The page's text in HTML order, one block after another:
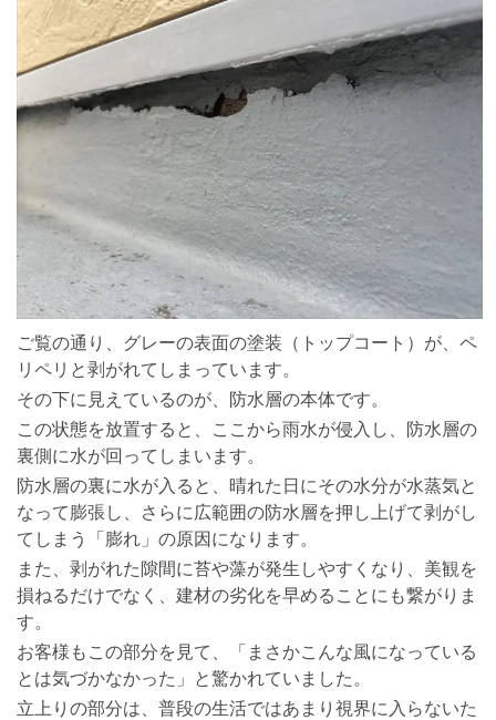
ご覧の通り、グレーの表面の塗装（トップコート）が、ペ
リペリと剥がれてしまっています。
その下に見えているのが、防水層の本体です。
この状態を放置すると、ここから雨水が侵入し、防水層の
裏側に水が回ってしまいます。
防水層の裏に水が入ると、晴れた日にその水分が水蒸気と
なって膨張し、さらに広範囲の防水層を押し上げて剥がし
てしまう「膨れ」の原因になります。
また、剥がれた隙間に苔や藻が発生しやすくなり、美観を
損ねるだけでなく、建材の劣化を早めることにも繋がりま
す。
お客様もこの部分を見て、「まさかこんな風になっている
とは気づかなかった」と驚かれていました。
立上りの部分は、普段の生活ではあまり視界に入らないた